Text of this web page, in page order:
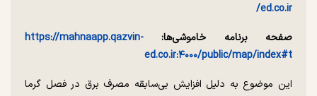
ed.co.ir/
صفحه برنامه خاموشی‌ها: https://mahnaapp.qazvin-
ed.co.ir:۴۰۰۰/public/map/index#t
این موضوع به دلیل افزایش بی‌سابقه مصرف برق در فصل گرما